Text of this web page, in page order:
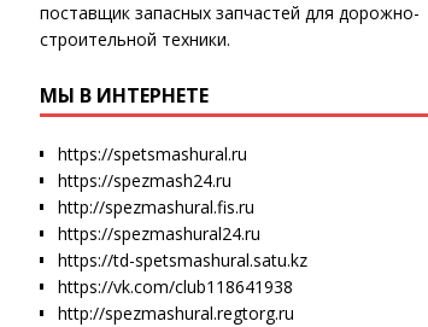
поставщик запасных запчастей для дорожно-
строительной техники.
МЫ В ИНТЕРНЕТЕ
https://spetsmashural.ru
https://spezmash24.ru
http://spezmashural.fis.ru
https://spezmashural24.ru
https://td-spetsmashural.satu.kz
https://vk.com/club118641938
http://spezmashural.regtorg.ru